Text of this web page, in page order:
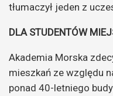
tłumaczył jeden z
DLA STUDENTÓW
Akademia Morska
mieszkań ze względu
ponad 40-letniego